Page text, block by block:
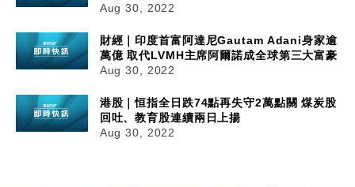
Aug 30, 2022
財經｜印度首富阿達尼Gautam Adani身家逾
萬億 取代LVMH主席阿爾諾成全球第三大富豪
Aug 30, 2022
港股｜恒指全日跌74點再失守2萬點關 煤炭股
回吐、教育股連續兩日上揚
Aug 30, 2022